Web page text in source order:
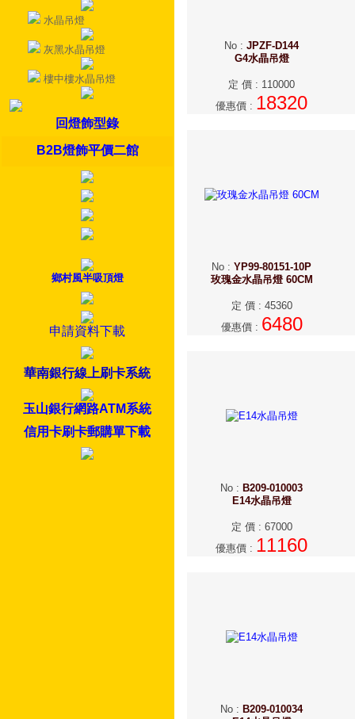
水晶吊燈
灰黑水晶吊燈
樓中樓水晶吊燈
回燈飾型錄
B2B燈飾平價二館
鄉村風半吸頂燈
申請資料下載
華南銀行線上刷卡系統
玉山銀行網路ATM系統
信用卡刷卡郵購單下載
No : JPZF-D144
G4水晶吊燈
定 價 : 110000
優惠價 : 18320
No : YP99-80151-10P
玫瑰金水晶吊燈 60CM
定 價: 45360
優惠價: 6480
No : B209-010003
E14水晶吊燈
定 價: 67000
優惠價 : 11160
No : B209-010034